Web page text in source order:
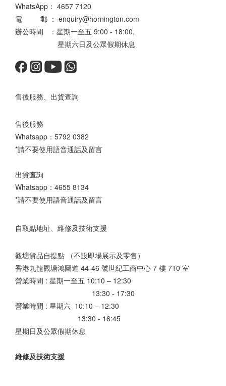
WhatsApp： 4657 7120
電 郵 ： enquiry@hornington.com
辦公時間 ：星期一至五 9:00 - 18:00,
星期六日及公眾假期休息
售後服務、出貨查詢
售後服務
Whatsapp： 5792 0382
*請不要使用語音通話及留言
出貨查詢
Whatsapp： 4655 8134
*請不要使用語音通話及留言
自取點地址、維修及技術支援
觀塘貨品自提點 （不設即場展示及零售）
香港九龍觀塘鴻圖道 44-46 號世紀工商中心 7 樓 710 室
營業時間 : 星期一至五 10:10 – 12:30
13:30 - 17:30
營業時間 : 星期六 10:10 – 12:30
13:30 - 16:45
星期日及公眾假期休息
維修及技術支援